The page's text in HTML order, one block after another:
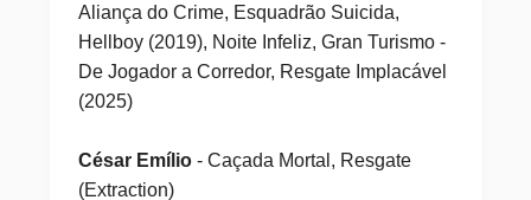
Aliança do Crime, Esquadrão Suicida,
Hellboy (2019), Noite Infeliz, Gran Turismo -
De Jogador a Corredor, Resgate Implacável
(2025)
César Emílio- Caçada Mortal, Resgate
(Extraction)